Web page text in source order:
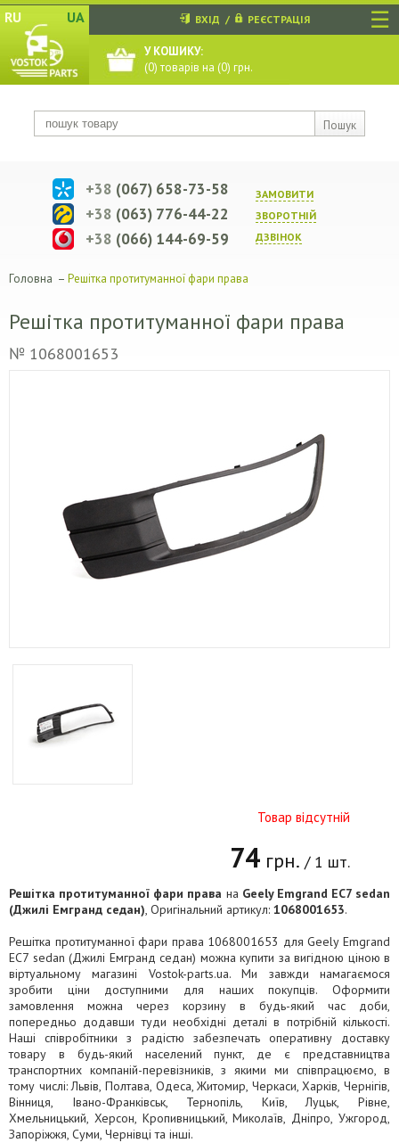
☰
RU UA
Пошук
ВХІД / РЕЄСТРАЦІЯ
У КОШИКУ:
(0) товарів на (0) грн.
ЗАМОВИТИ
ЗВОРОТНIЙ
ДЗВIНОК
+38 (067) 658-73-58
+38 (063) 776-44-22
+38 (066) 144-69-59
Головна – Решітка протитуманної фари права
Решітка протитуманної фари права
№ 1068001653
Товар відсутній
74 грн. / 1 шт.
Решітка протитуманної фари права на Geely Emgrand EC7 sedan
(Джилі Емгранд седан), Оригінальний артикул: 1068001653.
Решітка протитуманної фари права 1068001653 для Geely Emgrand
EC7 sedan (Джилі Емгранд седан) можна купити за вигідною ціною в
віртуальному магазині Vostok-parts.ua. Ми завжди намагаємося
зробити ціни доступними для наших покупців. Оформити
замовлення можна через корзину в будь-який час доби,
попередньо додавши туди необхідні деталі в потрібній кількості.
Наші співробітники з радістю забезпечать оперативну доставку
товару в будь-який населений пункт, де є представництва
транспортних компаній-перевізників, з якими ми співпрацюємо, в
тому числі: Львів, Полтава, Одеса, Житомир, Черкаси, Харків, Чернігів,
Вінниця, Івано-Франківськ, Тернопіль, Київ, Луцьк, Рівне,
Хмельницький, Херсон, Кропивницький, Миколаїв, Дніпро, Ужгород,
Запоріжжя, Суми, Чернівці та інші.